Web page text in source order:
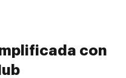
con